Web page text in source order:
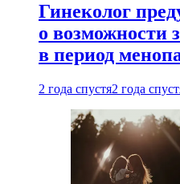
Гинеколог
о возможности
в период
2 года спустя2 года